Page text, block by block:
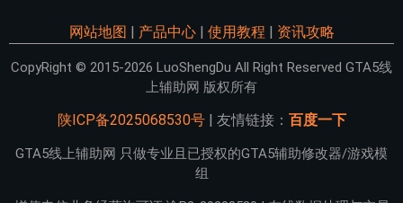
网站地图 | 产品中心| 使用教程 | 资讯攻略
CopyRight © 2015-2026 LuoShengDu All Right Reserved GTA5线
上辅助网 版权所有
陕ICP备2025068530号| 友情链接： 百度一下
GTA5线上辅助网 只做专业且已授权的GTA5辅助修改器/游戏模
组